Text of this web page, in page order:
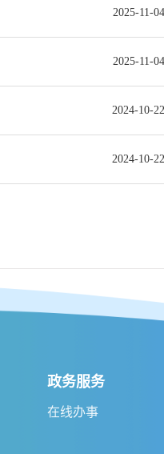
2025-11-04
2025-11-04
2024-10-22
2024-10-22
政务服务
在线办事